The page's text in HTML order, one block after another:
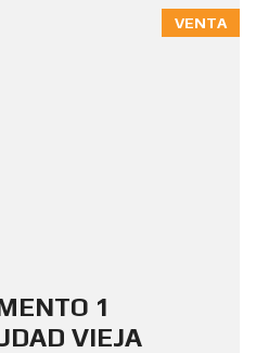
VENTA
1
VIEJA